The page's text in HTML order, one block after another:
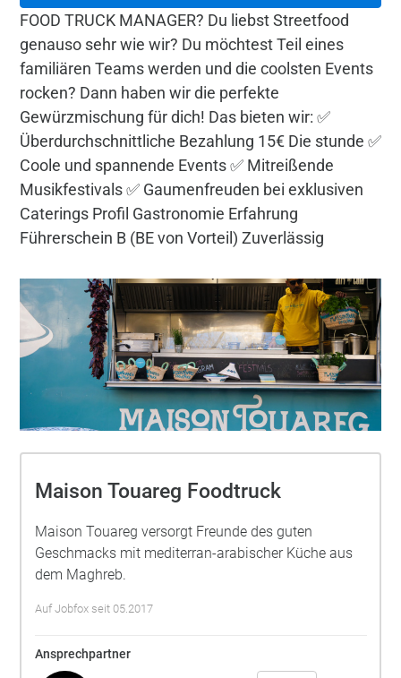
FOOD TRUCK MANAGER? Du liebst Streetfood
genauso sehr wie wir? Du möchtest Teil eines
familiären Teams werden und die coolsten Events
rocken? Dann haben wir die perfekte
Gewürzmischung für dich! Das bieten wir: ✅
Überdurchschnittliche Bezahlung 15€ Die stunde ✅
Coole und spannende Events ✅ Mitreißende
Musikfestivals ✅ Gaumenfreuden bei exklusiven
Caterings Profil Gastronomie Erfahrung
Führerschein B (BE von Vorteil) Zuverlässig
Maison Touareg Foodtruck
Maison Touareg versorgt Freunde des guten
Geschmacks mit mediterran-arabischer Küche aus
dem Maghreb.
Auf Jobfox seit 05.2017
Ansprechpartner